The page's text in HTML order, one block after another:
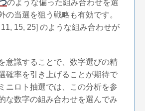
のような偏った組み合わせを選
の当選を狙う戦略も有効です。
15, 25] のような組み合わせが
意識することで、数字選びの精
確率を引き上げることが期待で
ニロト抽選では、この分析を参
な数字の組み合わせを選んでみ